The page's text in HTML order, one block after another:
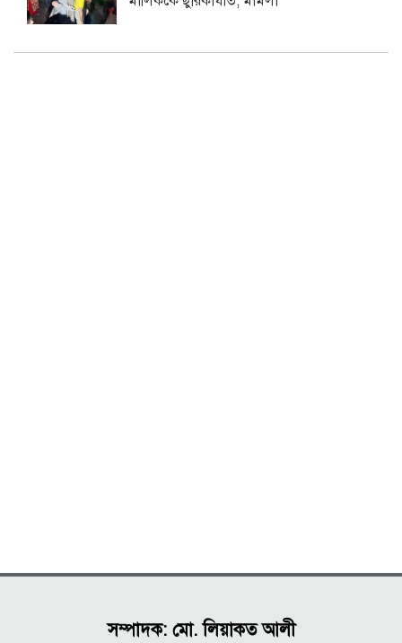
সম্পাদক: মো. লিয়াকত আলী